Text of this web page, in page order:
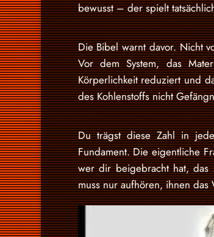
bewusst – der spielt
Die Bibel warnt davor. Nicht
Vor dem System, das
Körperlichkeit reduziert und
des Kohlenstoffs nicht
Du trägst diese Zahl in
Fundament. Die eigentliche
wer dir beigebracht hat,
muss nur aufhören, ihnen das